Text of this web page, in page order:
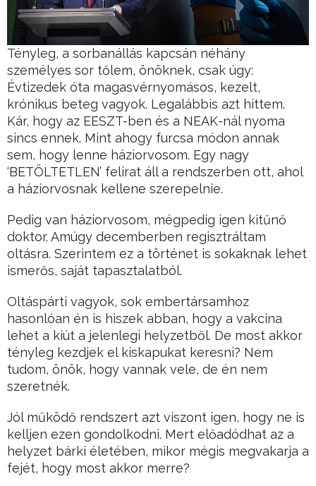
Tényleg, a sorbanállás kapcsán néhány
személyes sor tőlem, önöknek, csak úgy:
Évtizedek óta magasvérnyomásos, kezelt,
krónikus beteg vagyok. Legalábbis azt hittem.
Kár, hogy az EESZT-ben és a NEAK-nál nyoma
sincs ennek. Mint ahogy furcsa módon annak
sem, hogy lenne háziorvosom. Egy nagy
‘BETÖLTETLEN’ felirat áll a rendszerben ott, ahol
a háziorvosnak kellene szerepelnie.
Pedig van háziorvosom, mégpedig igen kitűnő
doktor. Amúgy decemberben regisztráltam
oltásra. Szerintem ez a történet is sokaknak lehet
ismerős, saját tapasztalatból.
Oltáspárti vagyok, sok embertársamhoz
hasonlóan én is hiszek abban, hogy a vakcina
lehet a kiút a jelenlegi helyzetből. De most akkor
tényleg kezdjek el kiskapukat keresni? Nem
tudom, önök, hogy vannak vele, de én nem
szeretnék.
Jól működő rendszert azt viszont igen, hogy ne is
kelljen ezen gondolkodni. Mert előadódhat az a
helyzet bárki életében, mikor mégis megvakarja a
fejét, hogy most akkor merre?